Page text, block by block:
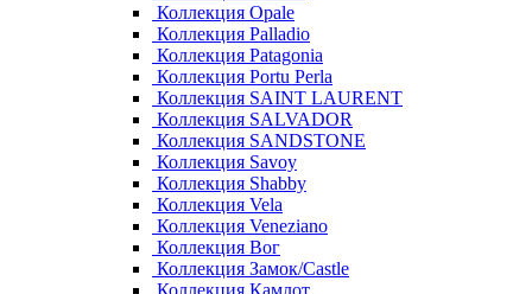
Коллекция Opale
Коллекция Palladio
Коллекция Patagonia
Коллекция Portu Perla
Коллекция SAINT LAURENT
Коллекция SALVADOR
Коллекция SANDSTONE
Коллекция Savoy
Коллекция Shabby
Коллекция Vela
Коллекция Veneziano
Коллекция Вог
Коллекция Замок/Castle
Коллекция Камлот